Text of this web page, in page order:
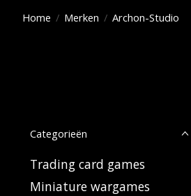
Home / Merken / Archon-Studio
Categorieën
Trading card games
Miniature wargames